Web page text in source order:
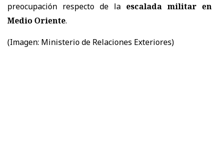
preocupación respecto de la escalada militar en
Medio Oriente.
(Imagen: Ministerio de Relaciones Exteriores)